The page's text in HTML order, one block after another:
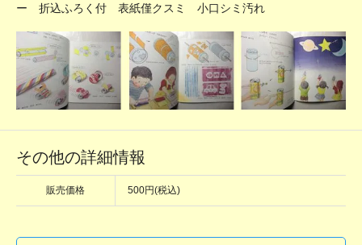
ー 折込ふろく付 表紙僅クスミ 小口シミ汚れ
その他の詳細情報
販売価格 500円(税込)